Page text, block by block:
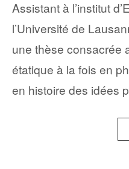
Assistant à l’institut
l’Université de
une thèse consacrée
étatique à la fois en
en histoire des idées